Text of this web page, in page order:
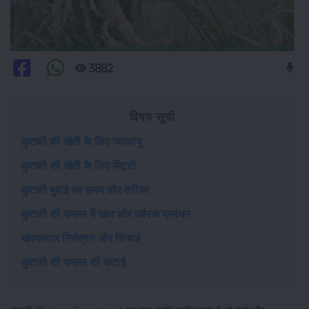
3882
कुटकी की खेती के लिए जलवायु
कुटकी की खेती के लिए मिट्टी
कुटकी बुवाई का समय और तरीका
कुटकी की फसल में खाद और उर्वरक प्रबंधन
खरपतवार नियंत्रण और सिंचाई
कुटकी की फसल की कटाई